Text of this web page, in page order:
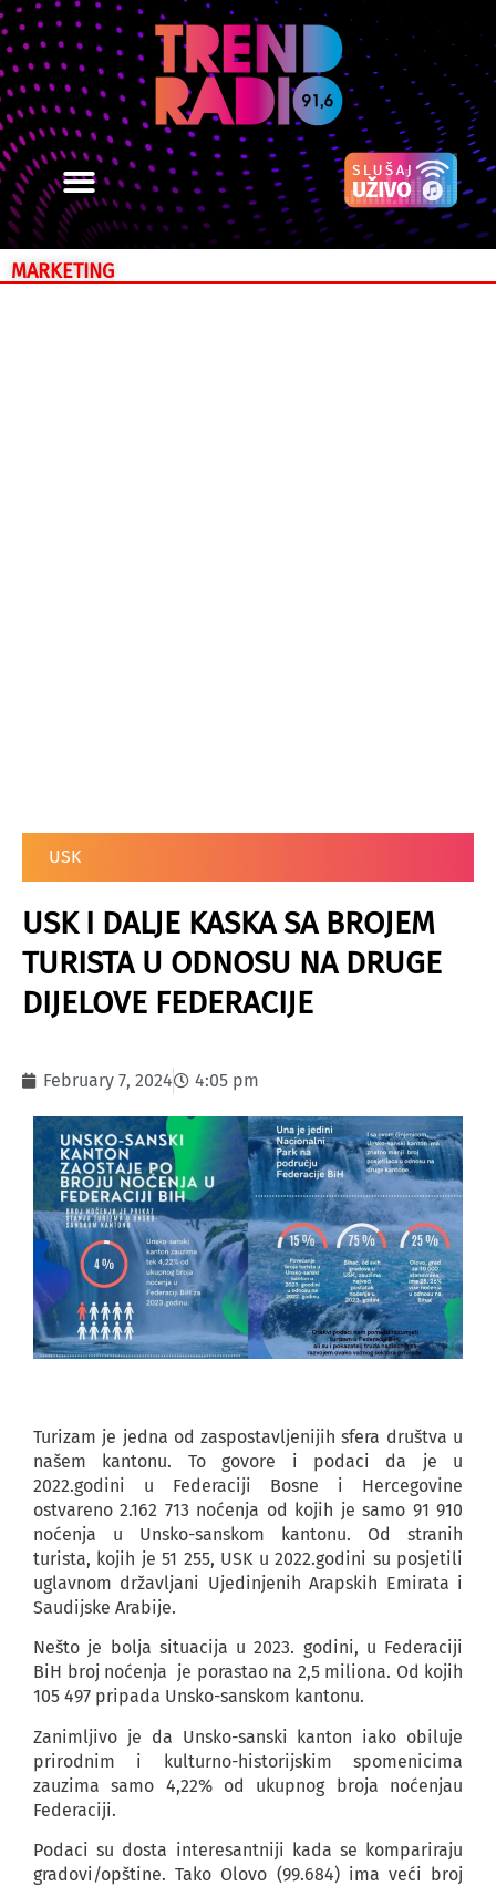
MARKETING
USK
USK I DALJE KASKA SA BROJEM
TURISTA U ODNOSU NA DRUGE
DIJELOVE FEDERACIJE
February 7, 2024 4:05 pm
Turizam je jedna od zaspostavljenijih sfera društva u
našem kantonu. To govore i podaci da je u
2022.godini u Federaciji Bosne i Hercegovine
ostvareno 2.162 713 noćenja od kojih je samo 91 910
noćenja u Unsko-sanskom kantonu. Od stranih
turista, kojih je 51 255, USK u 2022.godini su posjetili
uglavnom državljani Ujedinjenih Arapskih Emirata i
Saudijske Arabije.
Nešto je bolja situacija u 2023. godini, u Federaciji
BiH broj noćenja je porastao na 2,5 miliona. Od kojih
105 497 pripada Unsko-sanskom kantonu.
Zanimljivo je da Unsko-sanski kanton iako obiluje
prirodnim i kulturno-historijskim spomenicima
zauzima samo 4,22% od ukupnog broja noćenjau
Federaciji.
Podaci su dosta interesantniji kada se kompariraju
gradovi/opštine. Tako Olovo (99.684) ima veći broj